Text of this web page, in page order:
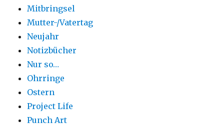
Mitbringsel
Mutter-/Vatertag
Neujahr
Notizbücher
Nur so…
Ohrringe
Ostern
Project Life
Punch Art